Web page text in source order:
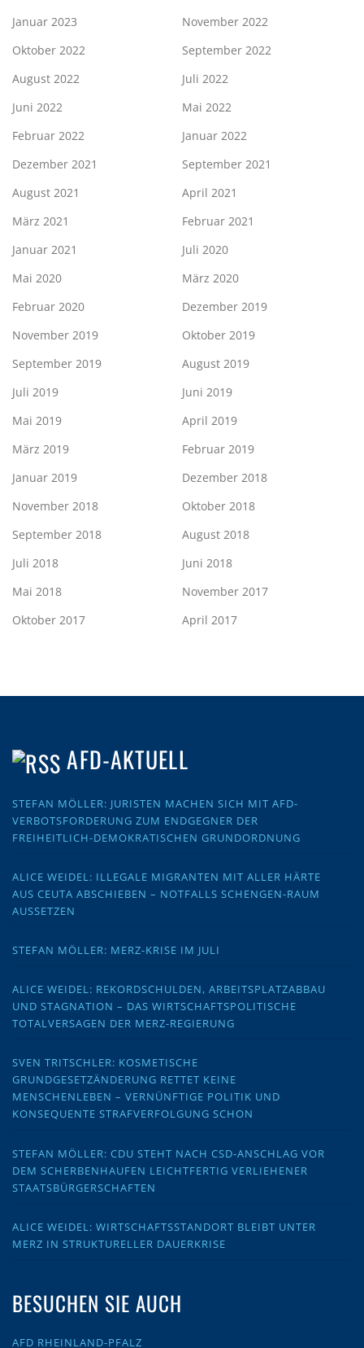
Januar 2023
November 2022
Oktober 2022
September 2022
August 2022
Juli 2022
Juni 2022
Mai 2022
Februar 2022
Januar 2022
Dezember 2021
September 2021
August 2021
April 2021
März 2021
Februar 2021
Januar 2021
Juli 2020
Mai 2020
März 2020
Februar 2020
Dezember 2019
November 2019
Oktober 2019
September 2019
August 2019
Juli 2019
Juni 2019
Mai 2019
April 2019
März 2019
Februar 2019
Januar 2019
Dezember 2018
November 2018
Oktober 2018
September 2018
August 2018
Juli 2018
Juni 2018
Mai 2018
November 2017
Oktober 2017
April 2017
AFD-AKTUELL
STEFAN MÖLLER: JURISTEN MACHEN SICH MIT AFD-
VERBOTSFORDERUNG ZUM ENDGEGNER DER
FREIHEITLICH-DEMOKRATISCHEN GRUNDORDNUNG
ALICE WEIDEL: ILLEGALE MIGRANTEN MIT ALLER HÄRTE
AUS CEUTA ABSCHIEBEN – NOTFALLS SCHENGEN-RAUM
AUSSETZEN
STEFAN MÖLLER: MERZ-KRISE IM JULI
ALICE WEIDEL: REKORDSCHULDEN, ARBEITSPLATZABBAU
UND STAGNATION – DAS WIRTSCHAFTSPOLITISCHE
TOTALVERSAGEN DER MERZ-REGIERUNG
SVEN TRITSCHLER: KOSMETISCHE
GRUNDGESETZÄNDERUNG RETTET KEINE
MENSCHENLEBEN – VERNÜNFTIGE POLITIK UND
KONSEQUENTE STRAFVERFOLGUNG SCHON
STEFAN MÖLLER: CDU STEHT NACH CSD-ANSCHLAG VOR
DEM SCHERBENHAUFEN LEICHTFERTIG VERLIEHENER
STAATSBÜRGERSCHAFTEN
ALICE WEIDEL: WIRTSCHAFTSSTANDORT BLEIBT UNTER
MERZ IN STRUKTURELLER DAUERKRISE
BESUCHEN SIE AUCH
AFD RHEINLAND-PFALZ